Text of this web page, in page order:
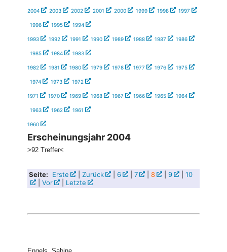
2004 2003 2002 2001 2000 1999 1998 1997
1996 1995 1994
1993 1992 1991 1990 1989 1988 1987 1986
1985 1984 1983
1982 1981 1980 1979 1978 1977 1976 1975
1974 1973 1972
1971 1970 1969 1968 1967 1966 1965 1964
1963 1962 1961
1960
Erscheinungsjahr 2004
>92 Treffer<
Seite: Erste Zurück 6 7 8 9
10
Vor Letzte